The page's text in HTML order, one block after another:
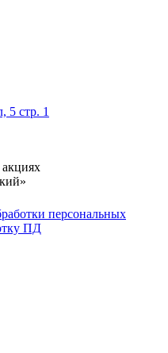
5 стр. 1
персональных
ПД